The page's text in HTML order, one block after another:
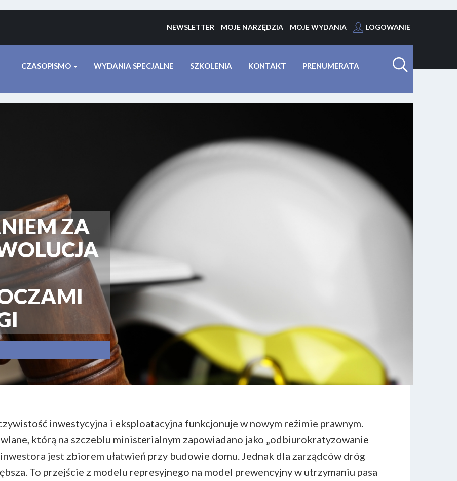
NEWSLETTER MOJE NARZĘDZIA MOJE WYDANIA LOGOWANIE
CZASOPISMO WYDANIA SPECJALNE SZKOLENIA KONTAKT PRENUMERATA
ZA
inwestycyjna i eksploatacyjna funkcjonuje w nowym reżimie prawnym.
którą na szczeblu ministerialnym zapowiadano jako „odbiurokratyzowanie
jest zbiorem ułatwień przy budowie domu. Jednak dla zarządców dróg
To przejście z modelu represyjnego na model prewencyjny w utrzymaniu pasa